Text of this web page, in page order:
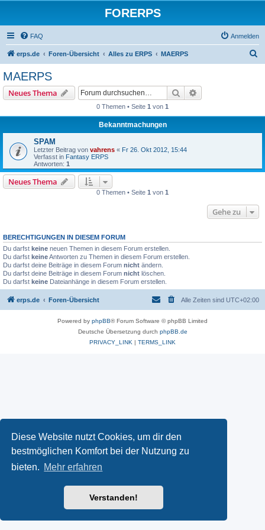
Diese Website nutzt Cookies, um dir den
bestmöglichen Komfort bei der Nutzung zu
bieten. Mehr erfahren
Verstanden!
FORERPS
FAQ Anmelden
erps.de Foren-Übersicht Alles zu ERPS MAERPS
MAERPS
Neues Thema Suche
0 Themen • Seite 1 von 1
Bekanntmachungen
SPAM
Letzter Beitrag von vahrens « Fr 26. Okt 2012, 15:44
Verfasst in Fantasy ERPS
Antworten: 1
Neues Thema
0 Themen • Seite 1 von 1
Gehe zu
BERECHTIGUNGEN IN DIESEM FORUM
Du darfst keine neuen Themen in diesem Forum erstellen.
Du darfst keineAntworten zu Themen in diesem Forum erstellen.
Du darfst deine Beiträge in diesem Forum nicht ändern.
Du darfst deine Beiträge in diesem Forum nicht löschen.
Du darfst keine Dateianhänge in diesem Forum erstellen.
erps.de Foren-Übersicht Alle Zeiten sind UTC+02:00
Powered by phpBB® Forum Software © phpBB Limited
Deutsche Übersetzung durch phpBB.de
PRIVACY_LINK | TERMS_LINK